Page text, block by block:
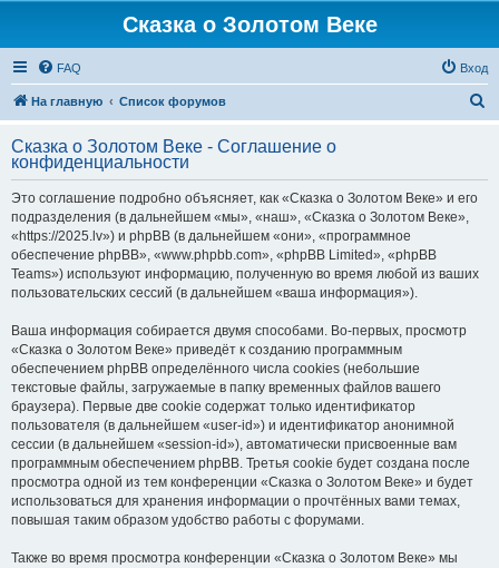
Сказка о Золотом Веке
FAQ Вход
На главную Список форумов
с
Сказка о Золотом Веке - Соглашение о
конфиденциальности
Это соглашение подробно объясняет, как «Сказка о Золотом Веке» и его
подразделения (в дальнейшем «мы», «наш», «Сказка о Золотом Веке»,
«https://2025.lv») и phpBB (в дальнейшем «они», «программное
обеспечение phpBB», «www.phpbb.com», «phpBB Limited», «phpBB
Teams») используют информацию, полученную во время любой из ваших
пользовательских сессий (в дальнейшем «ваша информация»).
Ваша информация собирается двумя способами. Во-первых, просмотр
«Сказка о Золотом Веке» приведёт к созданию программным
обеспечением phpBB определённого числа cookies (небольшие
текстовые файлы, загружаемые в папку временных файлов вашего
браузера). Первые две cookie содержат только идентификатор
пользователя (в дальнейшем «user-id») и идентификатор анонимной
сессии (в дальнейшем «session-id»), автоматически присвоенные вам
программным обеспечением phpBB. Третья cookie будет создана после
просмотра одной из тем конференции «Сказка о Золотом Веке» и будет
использоваться для хранения информации о прочтённых вами темах,
повышая таким образом удобство работы с форумами.
Также во время просмотра конференции «Сказка о Золотом Веке» мы